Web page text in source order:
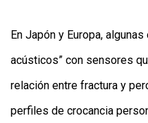
En Japón y Europa,
acústicos” con sensores
relación entre fractura y
perfiles de crocancia